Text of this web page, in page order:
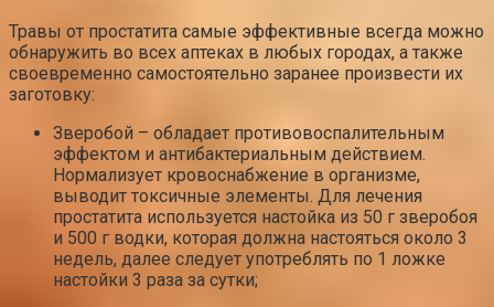
Травы от простатита самые эффективные всегда можно
обнаружить во всех аптеках в любых городах, а также
своевременно самостоятельно заранее произвести их
заготовку:
Зверобой – обладает противовоспалительным
эффектом и антибактериальным действием.
Нормализует кровоснабжение в организме,
выводит токсичные элементы. Для лечения
простатита используется настойка из 50 г зверобоя
и 500 г водки, которая должна настояться около 3
недель, далее следует употреблять по 1 ложке
настойки 3 раза за сутки;